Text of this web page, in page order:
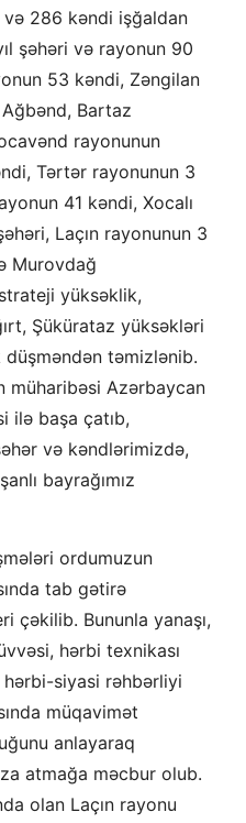
və 286 kəndi işğaldan
şəhəri və rayonun 90
53 kəndi, Zəngilan
Bartaz
rayonunun
Tərtər rayonunun 3
41 kəndi, Xocalı
Laçın rayonunun 3
Murovdağ
yüksəklik,
Şükürataz yüksəkləri
təmizlənib.
müharibəsi Azərbaycan
ilə başa çatıb,
və kəndlərimizdə,
bayrağımız
ordumuzun
tab gətirə
çəkilib. Bununla yanaşı,
hərbi texnikası
hərbi-siyasi rəhbərliyi
müqavimət
anlayaraq
atmağa məcbur olub.
olan Laçın rayonu